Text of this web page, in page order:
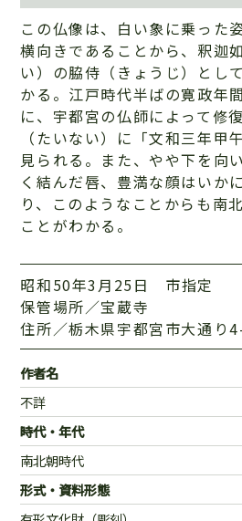
この仏像は、白い象に乗った
横向きであることから、釈迦
い）の脇侍（きょうじ）とし
かる。江戸時代半ばの寛政年
に、宇都宮の仏師によって修
（たいない）に「文和三年甲
見られる。また、やや下を向
く結んだ唇、豊満な顔はいか
り、このようなことからも南
ことがわかる。
昭和50年3月25日 市指定
保管場所／宝蔵寺
住所／栃木県宇都宮市大通り
作者名
不詳
時代・年代
南北朝時代
形式・資料形態